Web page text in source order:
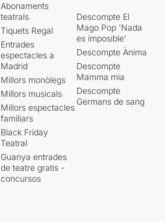
Abonaments
teatrals
Tiquets Regal
Entrades
espectacles a
Madrid
Millors monòlegs
Millors musicals
Millors espectacles
familiars
Black Friday
Teatral
Guanya entrades
de teatre gratis -
concursos
Descompte El
Mago Pop 'Nada
es imposible'
Descompte Ànima
Descompte
Mamma mia
Descompte
Germans de sang